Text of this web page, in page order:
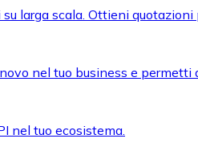
larga scala. Ottieni
nel tuo business e
nel tuo ecosistema.